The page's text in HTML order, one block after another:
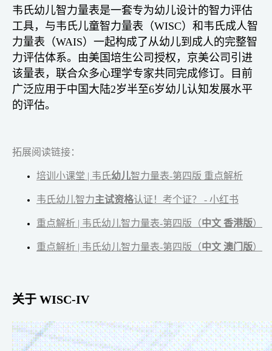
韦氏幼儿智力量表是一套专为幼儿设计的智力评估
工具，与韦氏儿童智力量表（WISC）和韦氏成人智
力量表（WAIS）一起构成了从幼儿到成人的完整智
力评估体系。由美国培生公司授权，京美公司引进
该量表，联合众多心理学专家共同完成修订。目前
广泛应用于中国大陆2岁半至6岁幼儿认知发展水平
的评估。
拓展阅读链接：
培训小课堂 | 韦氏幼儿智力量表-第四版 重点解析
韦氏幼儿智力主试资格认证！考个证？ - 小红书
重点解析 | 韦氏幼儿智力量表-第四版（中文 香港版）
重点解析 | 韦氏幼儿智力量表-第四版（中文 澳门版）
关于 WISC-IV